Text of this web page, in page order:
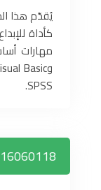
يُقدّم هذا
كأداة
SPSS.
16060118: علم المناعة البيطرية [3 ساعات]